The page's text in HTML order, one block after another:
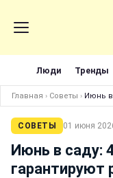
Люди Тренды
Главная › Советы › Июнь в
СОВЕТЫ 01 июня
Июнь в саду:
гарантируют